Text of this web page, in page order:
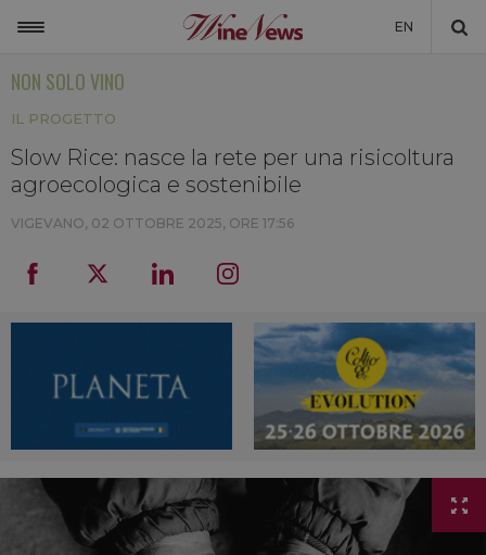
EN
NON SOLO VINO
WINENEWS TV
NON SOLO VINO
IL PROGETTO
Slow Rice: nasce la rete per una risicoltura
agroecologica e sostenibile
VIGEVANO, 02 OTTOBRE 2025, ORE 17:56